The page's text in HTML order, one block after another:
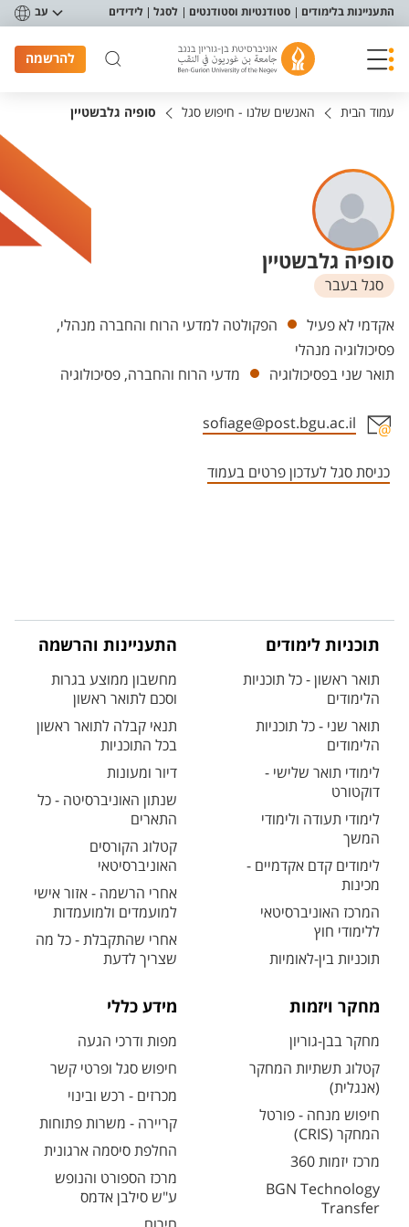
תפריט נגישות
התעניינות בלימודים סטודנטיות וסטודנטים לסגל לידידים עב
להרשמה
עמוד הבית האנשים שלנו - חיפוש סגל סופיה גלבשטיין
סופיה גלבשטיין
סגל בעבר
יחידות
אקדמי לא פעיל
הפקולטה למדעי הרוח והחברה מנהלי,
פסיכולוגיה מנהלי
תואר שני בפסיכולוגיה
מדעי הרוח והחברה, פסיכולוגיה
sofiage@post.bgu.ac.il
כניסת סגל לעדכון פרטים בעמוד
תוכניות לימודים
תואר ראשון - כל תוכניות
הלימודים
תואר שני - כל תוכניות
הלימודים
לימודי תואר שלישי -
דוקטורט
לימודי תעודה ולימודי
המשך
לימודים קדם אקדמיים -
מכינות
המרכז האוניברסיטאי
ללימודי חוץ
תוכניות בין-לאומיות
התעניינות והרשמה
מחשבון ממוצע בגרות
וסכם לתואר ראשון
תנאי קבלה לתואר ראשון
בכל התוכניות
דיור ומעונות
שנתון האוניברסיטה - כל
התארים
קטלוג הקורסים
האוניברסיטאי
אחרי הרשמה - אזור אישי
למועמדים ולמועמדות
אחרי שהתקבלת - כל מה
שצריך לדעת
מחקר ויזמות
מחקר בבן-גוריון
קטלוג תשתיות המחקר
(אנגלית)
חיפוש מנחה - פורטל
המחקר (CRIS)
מרכז יזמות 360
BGN Technology
Transfer
מידע כללי
מפות ודרכי הגעה
חיפוש סגל ופרטי קשר
מכרזים - רכש ובינוי
קריירה - משרות פתוחות
החלפת סיסמה ארגונית
מרכז הספורט והנופש
ע"ש סילבן אדמס